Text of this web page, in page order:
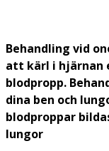
Behandling vid
att kärl i hjärnan
blodpropp.
dina ben och
blodproppar
lungor